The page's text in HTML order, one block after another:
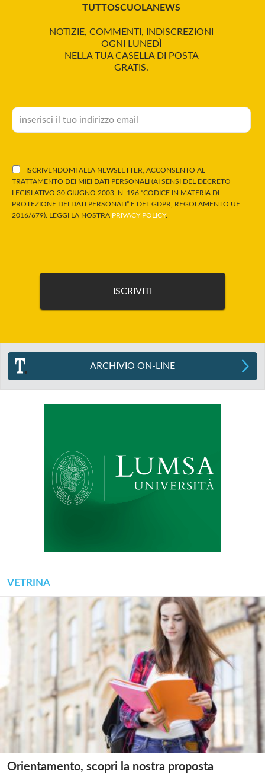
TUTTOSCUOLANEWS
NOTIZIE, COMMENTI, INDISCREZIONI
OGNI LUNEDÌ
NELLA TUA CASELLA DI POSTA
GRATIS.
ISCRIVENDOMI ALLA NEWSLETTER, ACCONSENTO AL
TRATTAMENTO DEI MIEI DATI PERSONALI (AI SENSI DEL DECRETO
LEGISLATIVO 30 GIUGNO 2003, N. 196 “CODICE IN MATERIA DI
PROTEZIONE DEI DATI PERSONALI” E DEL GDPR, REGOLAMENTO UE
2016/679). LEGGI LA NOSTRA PRIVACY POLICY.
ARCHIVIO ON-LINE
VETRINA
Orientamento, scopri la nostra proposta